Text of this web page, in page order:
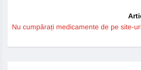
Nu cumpărați medicamente de pe site-